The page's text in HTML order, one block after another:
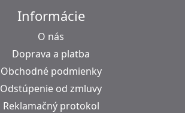
Informácie
O nás
Doprava a platba
Obchodné podmienky
Odstúpenie od zmluvy
Reklamačný protokol